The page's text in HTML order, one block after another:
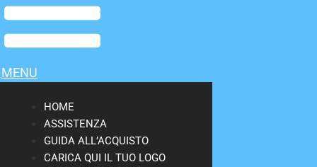
MENU
HOME
ASSISTENZA
GUIDA ALL’ACQUISTO
CARICA QUI IL TUO LOGO